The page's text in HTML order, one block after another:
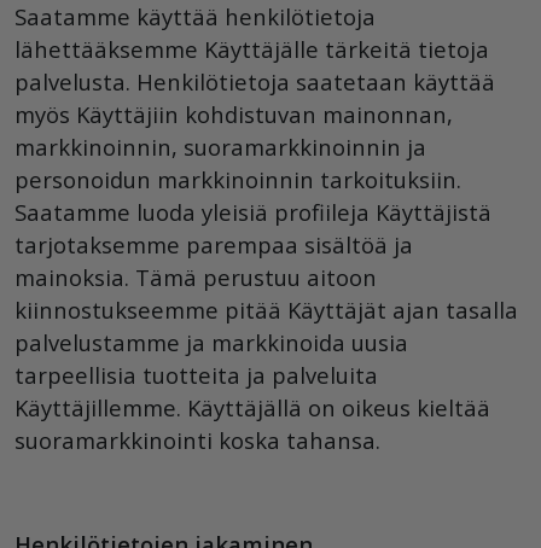
Saatamme käyttää henkilötietoja
lähettääksemme Käyttäjälle tärkeitä tietoja
palvelusta. Henkilötietoja saatetaan käyttää
myös Käyttäjiin kohdistuvan mainonnan,
markkinoinnin, suoramarkkinoinnin ja
personoidun markkinoinnin tarkoituksiin.
Saatamme luoda yleisiä profiileja Käyttäjistä
tarjotaksemme parempaa sisältöä ja
mainoksia. Tämä perustuu aitoon
kiinnostukseemme pitää Käyttäjät ajan tasalla
palvelustamme ja markkinoida uusia
tarpeellisia tuotteita ja palveluita
Käyttäjillemme. Käyttäjällä on oikeus kieltää
suoramarkkinointi koska tahansa.